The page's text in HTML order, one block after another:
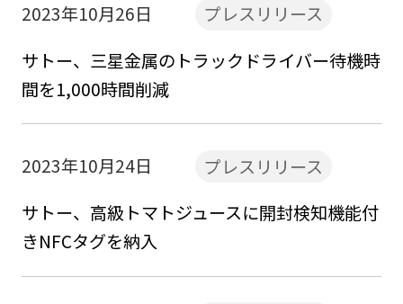
2023年10月26日
プレスリリース
サトー、三星金属のトラックドライバー待機時
間を1,000時間削減
2023年10月24日
プレスリリース
サトー、高級トマトジュースに開封検知機能付
きNFCタグを納入